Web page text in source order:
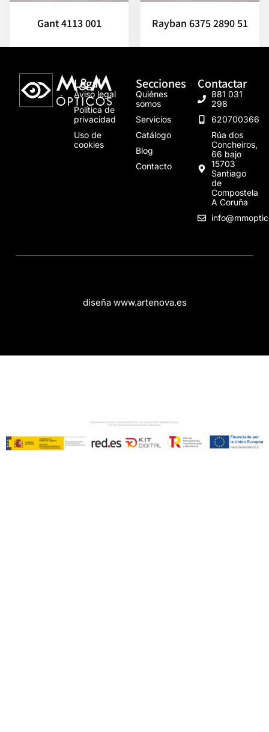
Gant 4113 001 Rayban 6375 2890 51
Legal
Aviso legal
Política de
privacidad
Uso de
cookies
Secciones
Quiénes
somos
Servicios
Catálogo
Blog
Contacto
Contactar
881 031
298
620700366
Rúa dos
Concheiros,
66 bajo
15703
Santiago
de
Compostela
A Coruña
diseña www.artenova.es